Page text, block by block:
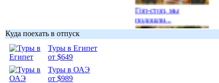
Гоп-стоп, мы
подошли...
Куда поехать в отпуск
Туры в Египет
от $649
Туры в ОАЭ
от $989